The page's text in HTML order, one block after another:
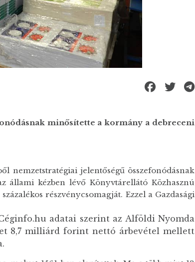
minősítette a kormány a debreceni
nemzetstratégiai jelentőségű összefonódásnak
állami kézben lévő Könyvtárellátó Közhasznú
részvénycsomagját. Ezzel a Gazdasági
adatai szerint az Alföldi Nyomda
8,7 milliárd forint nettó árbevétel mellett